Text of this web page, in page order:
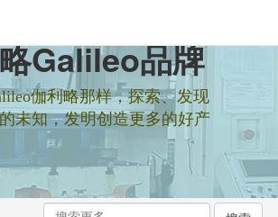
Galileo品牌
伽利略那样，探索、发现
未知，发明创造更多的好产